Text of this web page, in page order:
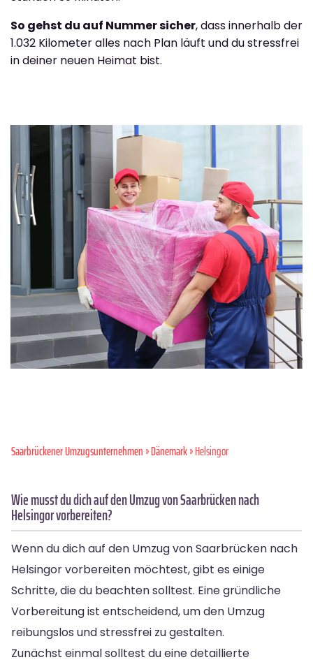
So gehst du auf Nummer sicher, dass innerhalb der
1.032 Kilometer alles nach Plan läuft und du stressfrei
in deiner neuen Heimat bist.
Saarbrückener Umzugsunternehmen»Dänemark» Helsingor
Wie musst du dich auf den Umzug von Saarbrücken nach
Helsingor vorbereiten?
Wenn du dich auf den Umzug von Saarbrücken nach
Helsingor vorbereiten möchtest, gibt es einige
Schritte, die du beachten solltest. Eine gründliche
Vorbereitung ist entscheidend, um den Umzug
reibungslos und stressfrei zu gestalten.
Zunächst einmal solltest du eine detaillierte